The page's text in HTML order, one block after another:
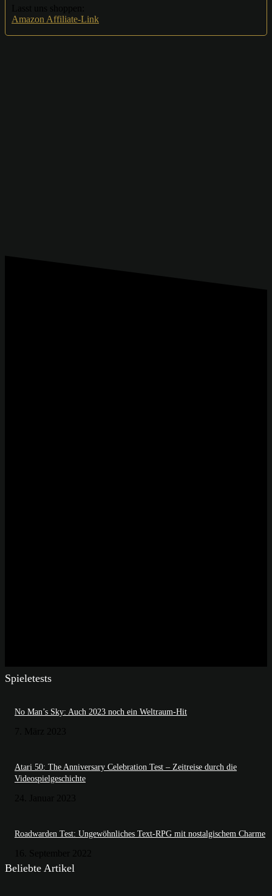
Amazon Affiliate-Link
Spieletests
No Man’s Sky: Auch 2023 noch ein Weltraum-Hit
Atari 50: The Anniversary Celebration Test – Zeitreise durch die
Videospielgeschichte
Roadwarden Test: Ungewöhnliches Text-RPG mit nostalgischem Charme
Beliebte Artikel